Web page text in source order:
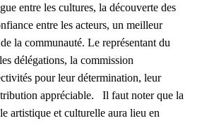
entre les cultures, la découverte des
entre les acteurs, un meilleur
la communauté. Le représentant du
délégations, la commission
pour leur détermination, leur
appréciable. Il faut noter que la
artistique et culturelle aura lieu en